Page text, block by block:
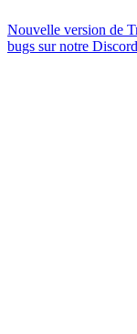
Nouvelle version de
bugs sur notre Discord